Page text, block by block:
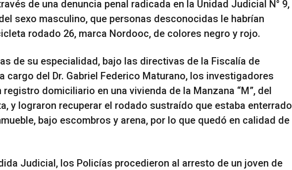
de una denuncia penal radicada en la Unidad Judicial N° 9,
sexo masculino, que personas desconocidas le habrían
rodado 26, marca Nordooc, de colores negro y rojo.
de su especialidad, bajo las directivas de la Fiscalía de
cargo del Dr. Gabriel Federico Maturano, los investigadores
domiciliario en una vivienda de la Manzana “M”, del
y lograron recuperar el rodado sustraído que estaba enterrado
bajo escombros y arena, por lo que quedó en calidad de
Judicial, los Policías procedieron al arresto de un joven de